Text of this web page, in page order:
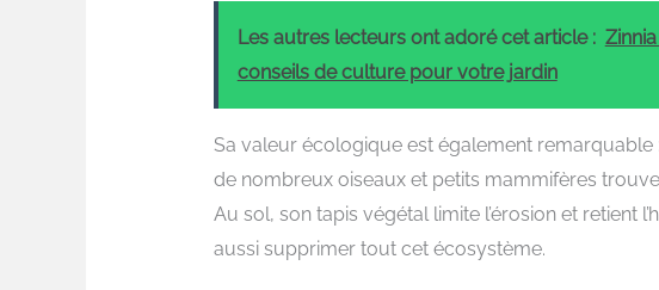
Les autres lecteurs ont adoré cet article :
conseils de culture pour votre jardin
Sa valeur écologique est également remarquable
de nombreux oiseaux et petits mammifères
Au sol, son tapis végétal limite l’érosion et retient
aussi supprimer tout cet écosystème.